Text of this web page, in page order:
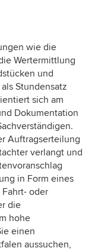
wie die
Wertermittlung
und
Stundensatz
sich am
Dokumentation
Auftragserteilung
verlangt und
in Form eines
oder
die
hohe
einen
aussuchen,